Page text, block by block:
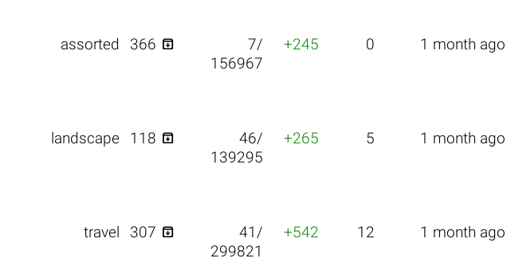
assorted 366 
7/
156967
+245 0 1 month ago
landscape 118 
46/
139295
+265 5 1 month ago
travel 307 
41/
299821
+542 12 1 month ago